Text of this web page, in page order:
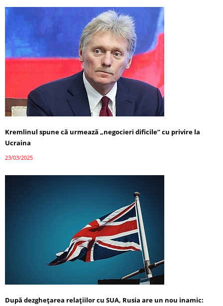
Kremlinul spune că urmează „negocieri dificile” cu privire la
Ucraina
23/03/2025
După dezghețarea relațiilor cu SUA, Rusia are un nou inamic: